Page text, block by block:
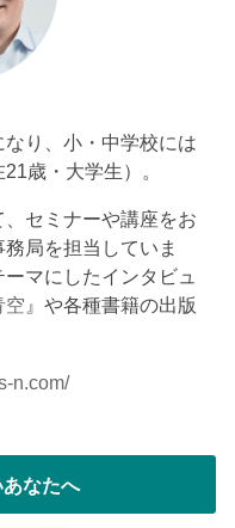
り、小・中学校には
歳・大学生）。
セミナーや講座をお
務局を担当していま
マにしたインタビュ
空 』や各種書籍の出版
n.com/
なたへ